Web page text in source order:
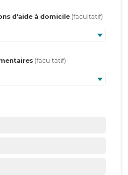
d'aide à domicile